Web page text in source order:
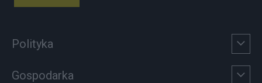
Polityka
Gospodarka